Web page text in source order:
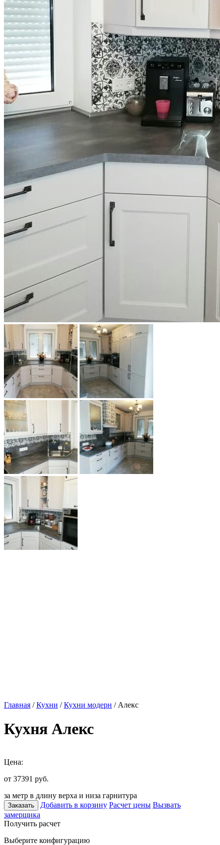
Главная /Кухни /Кухни модерн / Алекс
Кухня Алекс
Цена:
от 37391 руб.
за метр в длину верха и низа гарнитура
Заказать Добавить в корзину Расчет цены Вызвать
замерщика
Получить расчет
Выберите конфигурацию